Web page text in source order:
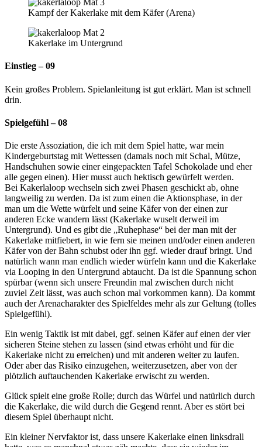
Kampf der Kakerlake mit dem Käfer (Arena)
Kakerlake im Untergrund
Einstieg – 09
Kein großes Problem. Spielanleitung ist gut erklärt. Man ist schnell
drin.
Spielgefühl – 08
Die erste Assoziation, die ich mit dem Spiel hatte, war mein
Kindergeburtstag mit Wettessen (damals noch mit Schal, Mütze,
Handschuhen sowie einer eingepackten Tafel Schokolade und eher
alle gegen einen). Hier musst auch hektisch gewürfelt werden.
Bei Kakerlaloop wechseln sich zwei Phasen geschickt ab, ohne
langweilig zu werden. Da ist zum einen die Aktionsphase, in der
man um die Wette würfelt und seine Käfer von der einen zur
anderen Ecke wandern lässt (Kakerlake wuselt derweil im
Untergrund). Und es gibt die „Ruhephase“ bei der man mit der
Kakerlake mitfiebert, in wie fern sie meinen und/oder einen anderen
Käfer von der Bahn schubst oder ihn ggf. wieder drauf bringt. Und
natürlich wann man endlich wieder würfeln kann und die Kakerlake
via Looping in den Untergrund abtaucht. Da ist die Spannung schon
spürbar (wenn sich unsere Freundin mal zwischen durch nicht
zuviel Zeit lässt, was auch schon mal vorkommen kann). Da kommt
auch der Arenacharakter des Spielfeldes mehr als zur Geltung (tolles
Spielgefühl).
Ein wenig Taktik ist mit dabei, ggf. seinen Käfer auf einen der vier
sicheren Steine stehen zu lassen (sind etwas erhöht und für die
Kakerlake nicht zu erreichen) und mit anderen weiter zu laufen.
Oder aber das Risiko einzugehen, weiterzusetzen, aber von der
plötzlich auftauchenden Kakerlake erwischt zu werden.
Glück spielt eine große Rolle; durch das Würfel und natürlich durch
die Kakerlake, die wild durch die Gegend rennt. Aber es stört bei
diesem Spiel überhaupt nicht.
Ein kleiner Nervfaktor ist, dass unsere Kakerlake einen linksdrall